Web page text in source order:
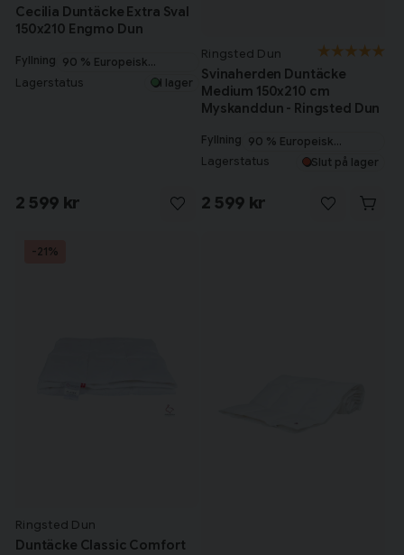
Cecilia Duntäcke Extra Sval
150x210 Engmo Dun
Fyllning 90 % Europeisk
myskanddun
Lagerstatus I lager
2 599 kr
Ringsted Dun
Svinaherden Duntäcke
Medium 150x210 cm
Myskanddun - Ringsted Dun
Fyllning 90 % Europeisk
myskanddun
Lagerstatus Slut på lager
2 599 kr
Ringsted Dun
Duntäcke Classic Comfort
-21%